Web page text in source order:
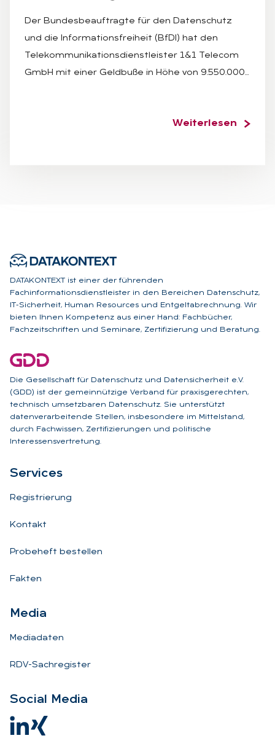
Der Bundesbeauftragte für den Datenschutz
und die Informationsfreiheit (BfDI) hat den
Telekommunikationsdienstleister 1&1 Telecom
GmbH mit einer Geldbuße in Höhe von 9.550.000…
Weiterlesen
DATAKONTEXT ist einer der führenden
Fachinformationsdienstleister in den Bereichen Datenschutz,
IT-Sicherheit, Human Resources und Entgeltabrechnung. Wir
bieten Ihnen Kompetenz aus einer Hand: Fachbücher,
Fachzeitschriften und Seminare, Zertifizierung und Beratung.
Die Gesellschaft für Datenschutz und Datensicherheit e.V.
(GDD) ist der gemeinnützige Verband für praxisgerechten,
technisch umsetzbaren Datenschutz. Sie unterstützt
datenverarbeitende Stellen, insbesondere im Mittelstand,
durch Fachwissen, Zertifizierungen und politische
Interessensvertretung.
Ser­vices
Registrierung
Kontakt
Probeheft bestellen
Fakten
Me­dia
Mediadaten
RDV-Sachregister
So­ci­al Me­dia